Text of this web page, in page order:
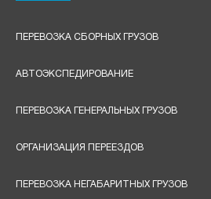
ПЕРЕВОЗКА СБОРНЫХ ГРУЗОВ
АВТОЭКСПЕДИРОВАНИЕ
ПЕРЕВОЗКА ГЕНЕРАЛЬНЫХ ГРУЗОВ
ОРГАНИЗАЦИЯ ПЕРЕЕЗДОВ
ПЕРЕВОЗКА НЕГАБАРИТНЫХ ГРУЗОВ